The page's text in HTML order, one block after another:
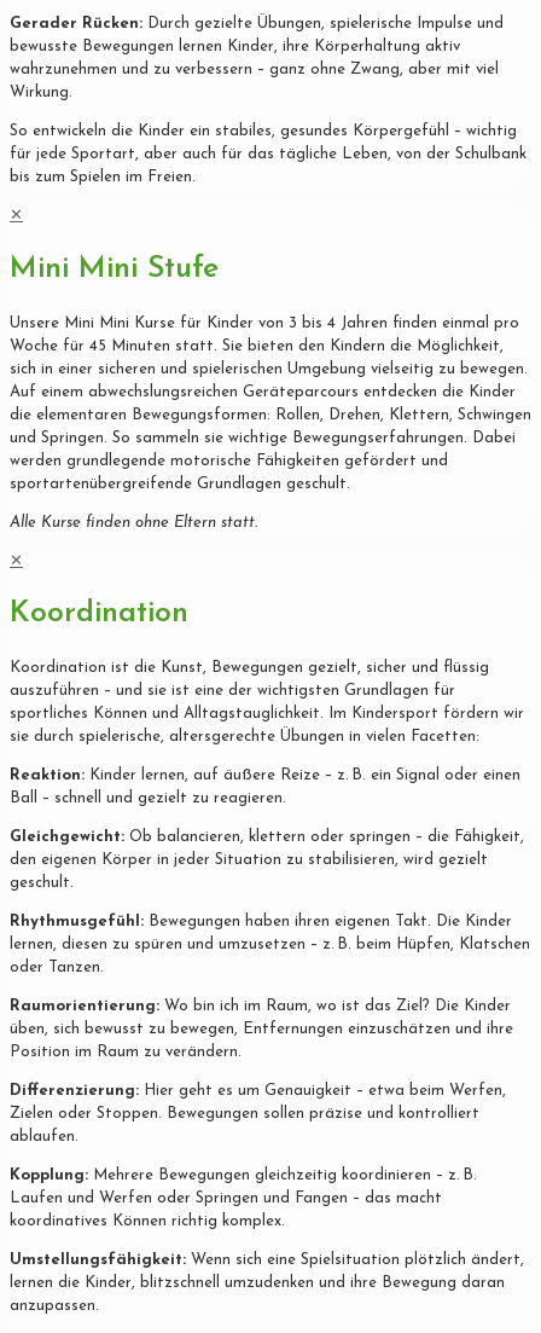
Gerader Rücken: Durch gezielte Übungen, spielerische Impulse und
bewusste Bewegungen lernen Kinder, ihre Körperhaltung aktiv
wahrzunehmen und zu verbessern – ganz ohne Zwang, aber mit viel
Wirkung.
So entwickeln die Kinder ein stabiles, gesundes Körpergefühl – wichtig
für jede Sportart, aber auch für das tägliche Leben, von der Schulbank
bis zum Spielen im Freien.
✕
Mini Mini Stufe
Unsere Mini Mini Kurse für Kinder von 3 bis 4 Jahren finden einmal pro
Woche für 45 Minuten statt. Sie bieten den Kindern die Möglichkeit,
sich in einer sicheren und spielerischen Umgebung vielseitig zu bewegen.
Auf einem abwechslungsreichen Geräteparcours entdecken die Kinder
die elementaren Bewegungsformen: Rollen, Drehen, Klettern, Schwingen
und Springen. So sammeln sie wichtige Bewegungserfahrungen. Dabei
werden grundlegende motorische Fähigkeiten gefördert und
sportartenübergreifende Grundlagen geschult.
Alle Kurse finden ohne Eltern statt.
✕
Koordination
Koordination ist die Kunst, Bewegungen gezielt, sicher und flüssig
auszuführen – und sie ist eine der wichtigsten Grundlagen für
sportliches Können und Alltagstauglichkeit. Im Kindersport fördern wir
sie durch spielerische, altersgerechte Übungen in vielen Facetten:
Reaktion: Kinder lernen, auf äußere Reize – z. B. ein Signal oder einen
Ball – schnell und gezielt zu reagieren.
Gleichgewicht: Ob balancieren, klettern oder springen – die Fähigkeit,
den eigenen Körper in jeder Situation zu stabilisieren, wird gezielt
geschult.
Rhythmusgefühl: Bewegungen haben ihren eigenen Takt. Die Kinder
lernen, diesen zu spüren und umzusetzen – z. B. beim Hüpfen, Klatschen
oder Tanzen.
Raumorientierung: Wo bin ich im Raum, wo ist das Ziel? Die Kinder
üben, sich bewusst zu bewegen, Entfernungen einzuschätzen und ihre
Position im Raum zu verändern.
Differenzierung: Hier geht es um Genauigkeit – etwa beim Werfen,
Zielen oder Stoppen. Bewegungen sollen präzise und kontrolliert
ablaufen.
Kopplung: Mehrere Bewegungen gleichzeitig koordinieren – z. B.
Laufen und Werfen oder Springen und Fangen – das macht
koordinatives Können richtig komplex.
Umstellungsfähigkeit: Wenn sich eine Spielsituation plötzlich ändert,
lernen die Kinder, blitzschnell umzudenken und ihre Bewegung daran
anzupassen.